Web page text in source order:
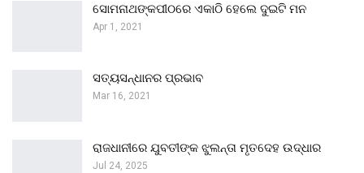
ସୋମନାଥଙ୍କପୀଠରେ ଏକାଠି ହେଲେ ଦୁଇଟି ମନ
Apr 1, 2021
ସତ୍ୟସନ୍ଧାନର ପ୍ରଭାବ
Mar 16, 2021
ରାଜଧାନୀରେ ଯୁବତୀଙ୍କ ଝୁଲନ୍ତା ମୃତଦେହ ଉଦ୍ଧାର
Jul 24, 2025